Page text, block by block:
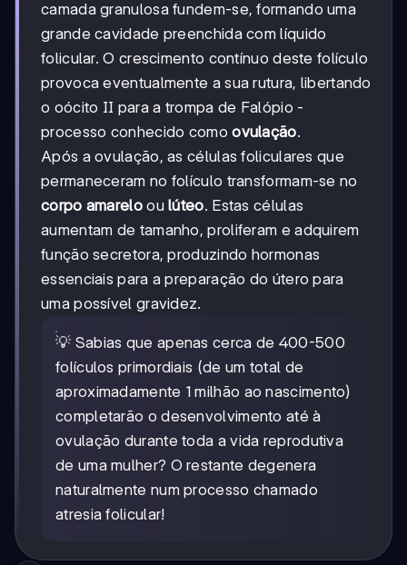
camada granulosa fundem-se, formando uma
grande cavidade preenchida com líquido
folicular. O crescimento contínuo deste folículo
provoca eventualmente a sua rutura, libertando
o oócito II para a trompa de Falópio -
processo conhecido comoovulação.
Após a ovulação, as células foliculares que
permaneceram no folículo transformam-se no
corpo amarelooulúteo. Estas células
aumentam de tamanho, proliferam e adquirem
função secretora, produzindo hormonas
essenciais para a preparação do útero para
uma possível gravidez.
💡 Sabias que apenas cerca de 400-500
folículos primordiais (de um total de
aproximadamente 1 milhão ao nascimento)
completarão o desenvolvimento até à
ovulação durante toda a vida reprodutiva
de uma mulher? O restante degenera
naturalmente num processo chamado
atresia folicular!